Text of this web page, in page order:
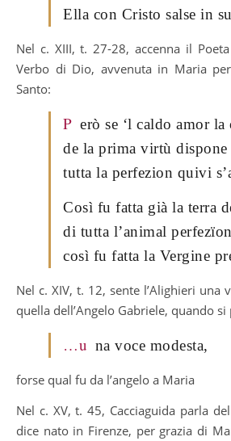
Ella con Cristo salse in
Nel c. XIII, t. 27-28, accenna il
Verbo di Dio, avvenuta in Maria
Santo:
P erò se ‘l caldo amor la
de la prima virtù dispone
tutta la perfezion quivi
Così fu fatta già la terra
di tutta l’animal
così fu fatta la Vergine
Nel c. XIV, t. 12, sente l’Alighieri una v
quella dell’Angelo Gabriele, quando
…u na voce modesta,
forse qual fu da l’angelo a Maria
Nel c. XV, t. 45, Cacciaguida parla
dice nato in Firenze, per grazia di